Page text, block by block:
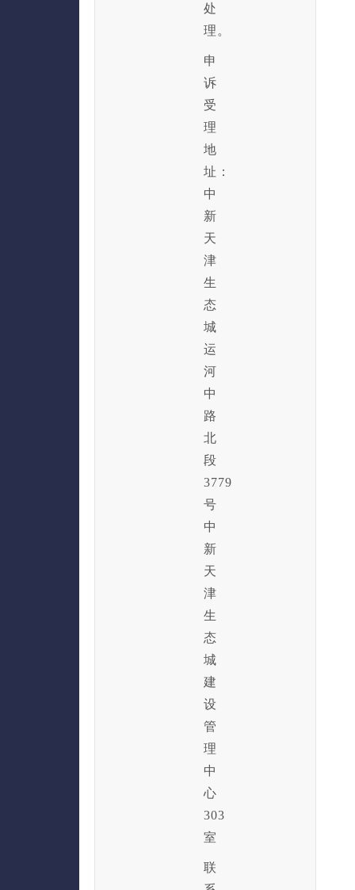
处
理。
申
诉
受
理
地
址：
中
新
天
津
生
态
城
运
河
中
路
北
段
3779
号
中
新
天
津
生
态
城
建
设
管
理
中
心
303
室
联